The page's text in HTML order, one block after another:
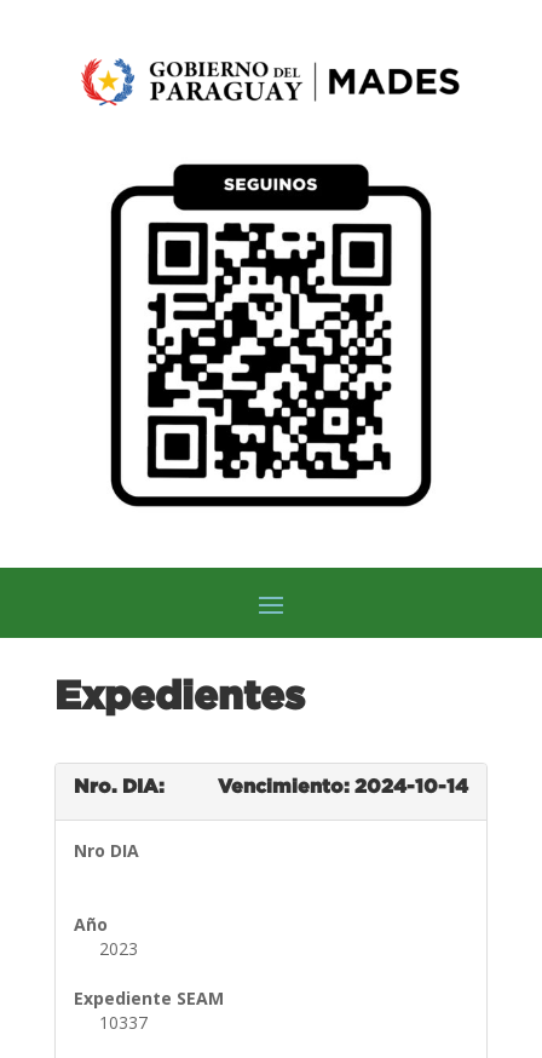
Expedientes
Nro. DIA: Vencimiento: 2024-10-14
Nro DIA
Año
2023
Expediente SEAM
10337